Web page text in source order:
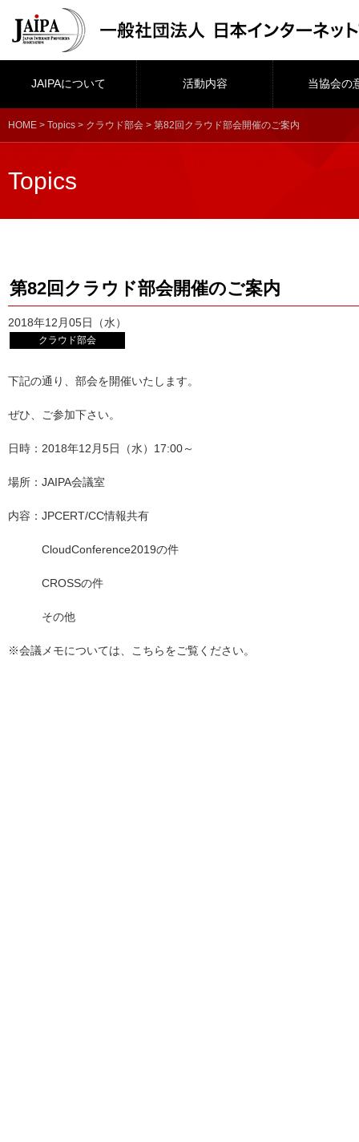
JAIPAについて 活動内容 当協会の
HOME > Topics > クラウド部会 > 第82回クラウド部会開催のご案内
Topics
第82回クラウド部会開催のご案内
2018年12月05日（水）
クラウド部会
下記の通り、部会を開催いたします。
ぜひ、ご参加下さい。
日時：2018年12月5日（水）17:00～
場所：JAIPA会議室
内容：JPCERT/CC情報共有
CloudConference2019の件
CROSSの件
その他
※会議メモについては、 こちらをご覧ください。